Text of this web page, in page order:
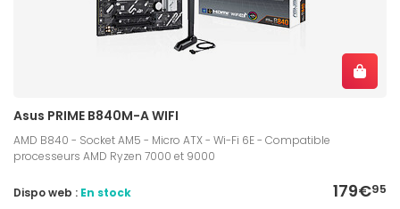
Asus PRIME B840M-A WIFI
AMD B840 - Socket AM5 - Micro ATX - Wi-Fi 6E - Compatible
processeurs AMD Ryzen 7000 et 9000
179€95
Dispo web : En stock